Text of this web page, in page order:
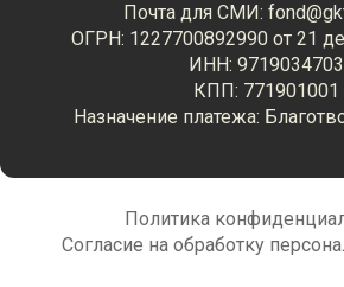
Почта для СМИ:
ОГРН: 1227700892990 от 21
ИНН: 9719034703
КПП: 771901001
Назначение платежа:
Политика
Согласие на обработку